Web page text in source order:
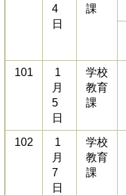
4
日
課
101
1
月
5
日
学校
教育
課
102
1
月
7
日
学校
教育
課